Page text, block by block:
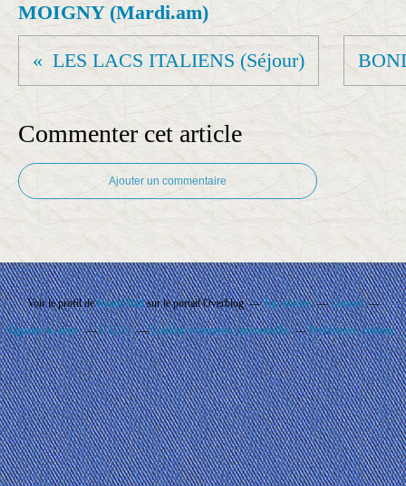
MOIGNY (Mardi.am)
LES LACS ITALIENS (Séjour)
Commenter cet article
Ajouter un commentaire
Voir le profil deRando'Ballsur le portail Overblog Top articles Contact
Signaler un abus C.G.U. Cookies et données personnelles Préférences cookies